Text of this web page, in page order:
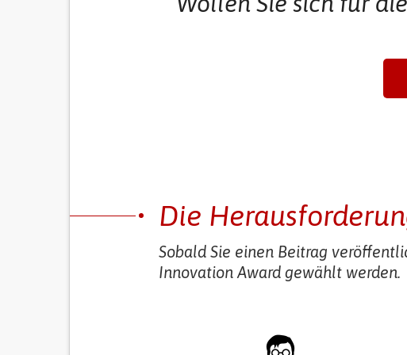
Die
Sobald Sie einen Beitrag
Innovation Award gewählt werden.